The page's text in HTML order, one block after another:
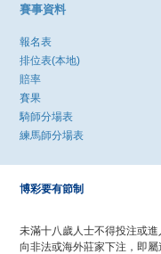
賽事資料
報名表
排位表(本地)
賠率
賽果
騎師分場表
練馬師分場表
博彩要有節制
未滿十八歲人士不得投注或進
向非法或海外莊家下注，即屬